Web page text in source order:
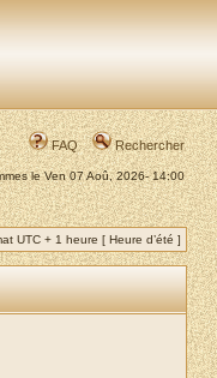
FAQ Rechercher
le Ven 07 Aoû, 2026- 14:00
UTC + 1 heure [ Heure d’été ]